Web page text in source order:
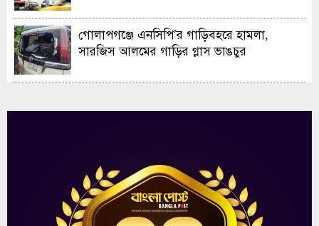
গোলাপগঞ্জে এনসিপি’র গাড়িবহরে হামলা,
সারজিস আলমের গাড়ির গ্লাস ভাঙচুর